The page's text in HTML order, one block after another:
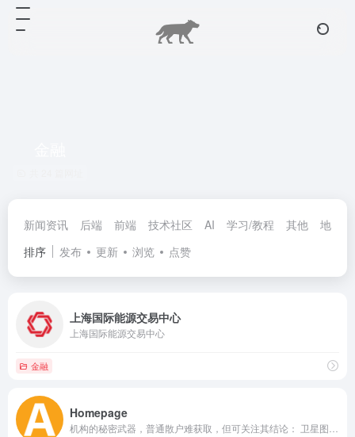
新闻资讯 后端 前端 技术社区 AI 学习/教程 其他 地图
排序
发布 更新 浏览 点赞
上海国际能源交易中心
上海国际能源交易中心
金融
Homepage